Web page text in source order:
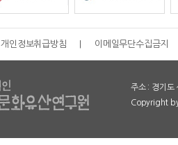
개인정보취급방침 이메일무단수집금지
주소 : 경기
Copyright